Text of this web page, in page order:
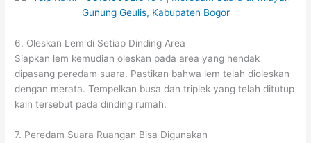
6. Oleskan Lem di Setiap Dinding Area
Siapkan lem kemudian oleskan pada area yang hendak
dipasang peredam suara. Pastikan bahwa lem telah dioleskan
dengan merata. Tempelkan busa dan triplek yang telah ditutup
kain tersebut pada dinding rumah.
7. Peredam Suara Ruangan Bisa Digunakan